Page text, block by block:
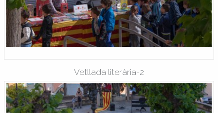
Vetllada literària-2